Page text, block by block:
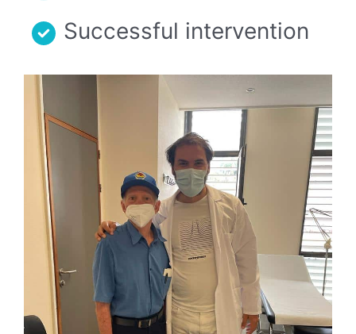
Successful intervention